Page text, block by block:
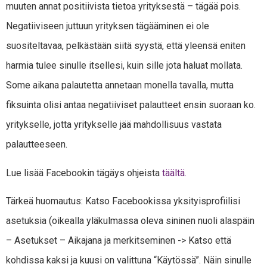
muuten annat positiivista tietoa yrityksestä – tägää pois.
Negatiiviseen juttuun yrityksen tägääminen ei ole
suositeltavaa, pelkästään siitä syystä, että yleensä eniten
harmia tulee sinulle itsellesi, kuin sille jota haluat mollata.
Some aikana palautetta annetaan monella tavalla, mutta
fiksuinta olisi antaa negatiiviset palautteet ensin suoraan ko.
yritykselle, jotta yritykselle jää mahdollisuus vastata
palautteeseen.
Lue lisää Facebookin tägäys ohjeista täältä.
Tärkeä huomautus: Katso Facebookissa yksityisprofiilisi
asetuksia (oikealla yläkulmassa oleva sininen nuoli alaspäin
– Asetukset – Aikajana ja merkitseminen -> Katso että
kohdissa kaksi ja kuusi on valittuna “Käytössä”. Näin sinulle